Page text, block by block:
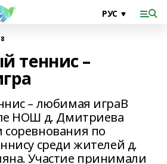
теннис –
– любимая играВ
НОШ д. Дмитриева
по
среди жителей д.
Участие принимали